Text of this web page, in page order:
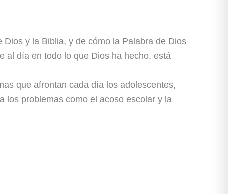
y la Biblia, y de cómo la Palabra de Dios
al día en todo lo que Dios ha hecho, está
que afrontan cada día los adolescentes,
los problemas como el acoso escolar y la